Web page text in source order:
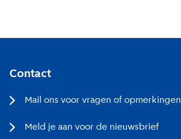
Contact
Mail ons voor vragen of opmerkingen
Meld je aan voor de nieuwsbrief